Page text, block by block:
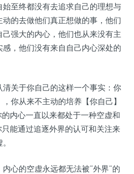
始至终都没有去追求自己的理想与
的去做他们真正想做的事，他们
强大的内心，他们也从来没有主
，他们没有来自自己内心深处的
关于你自己的这样一个事实：你
你从来不主动的培养【你自己】
内心一直以来都处于一种空虚和
能通过追逐外界的认可和关注来
心的空虚永远都无法被“外界”的